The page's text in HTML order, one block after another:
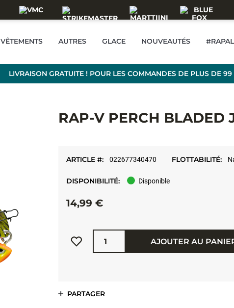
VÊTEMENTS AUTRES GLACE NOUVEAUTÉS
LIVRAISON GRATUITE ! POUR LES COMMANDES DE PLUS DE
RAP-V PERCH BLADED
ARTICLE #: 022677340470 FLOTTABILITÉ:
DISPONIBILITÉ: Disponible
14,99 €
Quantité
AJOUTER AU
PARTAGER